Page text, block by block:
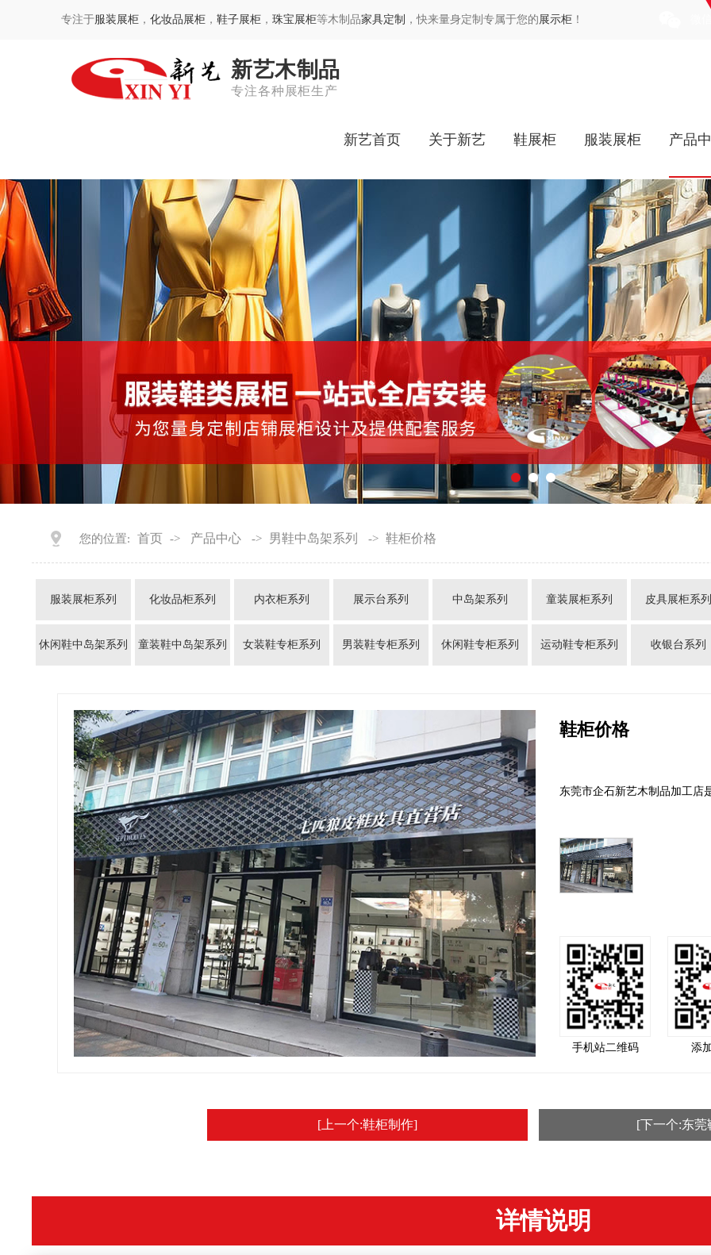
专注于服装展柜 ，化妆品展柜 ，鞋子展柜 ，珠宝展柜等木制品家具定制 ，快来量身定制专属于您的展示柜 ！
新艺木制品
专注各种展柜生产
新艺首页 关于新艺 鞋展柜 服装展柜 产品
您的位置: 首页 -> 产品中心 -> 男鞋中岛架系列 -> 鞋柜价格
服装展柜系列 化妆品柜系列 内衣柜系列 展示台系列 中岛架系列 童装展柜系列 皮具展柜系
休闲鞋中岛架系列 童装鞋中岛架系列 女装鞋专柜系列 男装鞋专柜系列 休闲鞋专柜系列 运动鞋专柜系列 收银台系列
鞋柜价格
东莞市企石新艺木制品加工店
手机站二维码 添
[上一个:鞋柜制作] [下一个:东莞
详情说明